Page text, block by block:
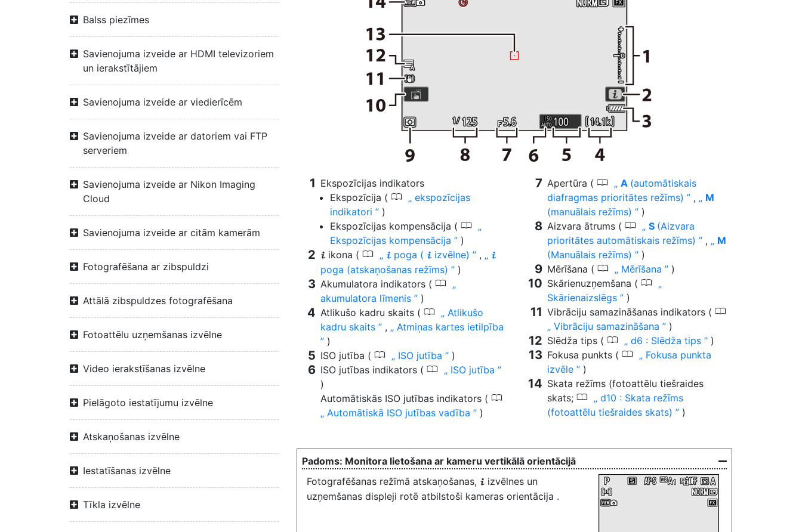
Balss piezīmes
Savienojuma izveide ar HDMI televizoriem
un ierakstītājiem
Savienojuma izveide ar viedierīcēm
Savienojuma izveide ar datoriem vai FTP
serveriem
Savienojuma izveide ar Nikon Imaging
Cloud
Savienojuma izveide ar citām kamerām
Fotografēšana ar zibspuldzi
Attālā zibspuldzes fotografēšana
Fotoattēlu uzņemšanas izvēlne
Video ierakstīšanas izvēlne
Pielāgoto iestatījumu izvēlne
Atskaņošanas izvēlne
Iestatīšanas izvēlne
Tīkla izvēlne
Ekspozīcijas indikators
Ekspozīcija ( 0
ekspozīcijas
indikatori
)
Ekspozīcijas kompensācija ( 0
Ekspozīcijas kompensācija )
i ikona ( 0 i poga ( i izvēlne) , i
poga (atskaņošanas režīms)
)
Akumulatora indikators ( 0
akumulatora līmenis
)
Atlikušo kadru skaits ( 0
Atlikušo
kadru skaits
,
Atmiņas kartes ietilpība
)
ISO jutība ( 0 ISO jutība
)
ISO jutības indikators ( 0
ISO jutība
)
Automātiskās ISO jutības indikators ( 0
Automātiskā ISO jutības vadība )
Apertūra ( 0 A (automātiskais
diafragmas prioritātes režīms)
,
M
(manuālais režīms)
)
Aizvara ātrums ( 0 S (Aizvara
prioritātes automātiskais režīms)
,
M
(Manuālais režīms)
)
Mērīšana ( 0 Mērīšana
)
Skārienuzņemšana ( 0
Skārienaizslēgs
)
Vibrāciju samazināšanas indikators ( 0
Vibrāciju samazināšana
)
Slēdža tips ( 0 d6 : Slēdža tips
)
Fokusa punkts ( 0
Fokusa punkta
izvēle
)
Skata režīms (fotoattēlu tiešraides
skats; 0
d10 : Skata režīms
(fotoattēlu tiešraides skats)
)
Monitora lietošana ar kameru vertikālā orientācijā
Fotografēšanas režīmā atskaņošanas, i izvēlnes un
uzņemšanas displeji rotē atbilstoši kameras orientācija .